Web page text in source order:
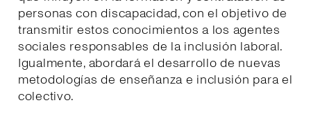
personas con discapacidad, con el objetivo de
transmitir estos conocimientos a los agentes
sociales responsables de la inclusión laboral.
Igualmente, abordará el desarrollo de nuevas
metodologías de enseñanza e inclusión para el
colectivo.